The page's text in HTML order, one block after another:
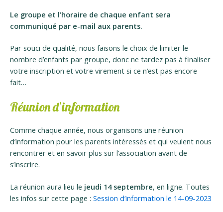
Le groupe et l’horaire de chaque enfant sera
communiqué par e-mail aux parents.
Par souci de qualité, nous faisons le choix de limiter le
nombre d’enfants par groupe, donc ne tardez pas à finaliser
votre inscription et votre virement si ce n’est pas encore
fait…
Réunion d’information
Comme chaque année, nous organisons une réunion
d’information pour les parents intéressés et qui veulent nous
rencontrer et en savoir plus sur l’association avant de
s’inscrire.
La réunion aura lieu le jeudi 14 septembre, en ligne. Toutes
les infos sur cette page : Session d’information le 14-09-2023